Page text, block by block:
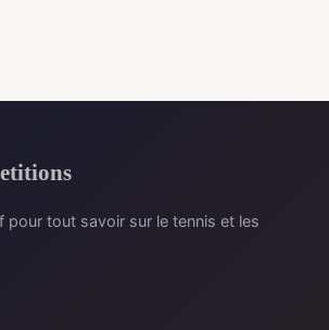
pour tout savoir sur le tennis et les